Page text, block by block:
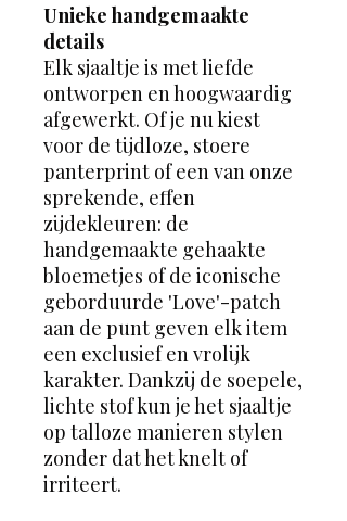
Unieke handgemaakte
details
Elk sjaaltje is met liefde
ontworpen en hoogwaardig
afgewerkt. Of je nu kiest
voor de tijdloze, stoere
panterprint of een van onze
sprekende, effen
zijdekleuren: de
handgemaakte gehaakte
bloemetjes of de iconische
geborduurde 'Love'-patch
aan de punt geven elk item
een exclusief en vrolijk
karakter. Dankzij de soepele,
lichte stof kun je het sjaaltje
op talloze manieren stylen
zonder dat het knelt of
irriteert.